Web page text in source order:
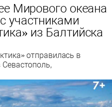
Мирового океана
участниками
из Балтийска
отправилась в